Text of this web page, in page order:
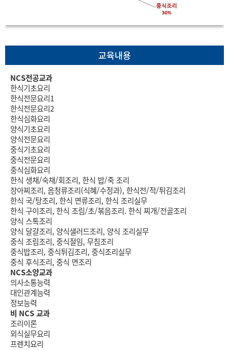
교육내용
NCS전공교과
한식기초요리
한식전문요리1
한식전문요리2
한식심화요리
양식기초요리
양식전문요리
중식기초요리
중식전문요리
중식심화요리
한식 생채/숙채/회조리, 한식 밥/죽 조리
장아찌조리, 음청류조리(식혜/수정과), 한식전/적/튀김조리
한식 국/탕조리, 한식 면류조리, 한식 조리실무
한식 구이조리, 한식 조림/초/볶음조리. 한식 찌개/전골조리
양식 스톡조리
양식 달걀조리, 양식샐러드조리, 양식 조리실무
중식 조림조리, 중식절임, 무침조리
중식밥조리, 중식튀김조리, 중식조리실무
중식 후식조리, 중식 면조리
NCS소양교과
의사소통능력
대인관계능력
정보능력
비 NCS 교과
조리이론
외식실무요리
프렌치요리